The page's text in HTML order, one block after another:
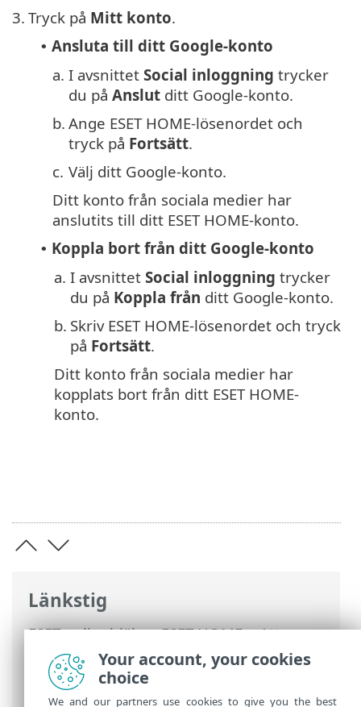
Länkstig
ESET onlinehjälp>ESET HOME>Att
arbeta med ESET HOME>ESET HOME-
kontohantering>
Logga in på ditt konto
för ESET HOME> Social inloggning
3. Tryck på Mitt konto.
• Ansluta till ditt Google-konto
a. I avsnittet Social inloggning trycker
du på Anslut ditt Google-konto.
b. Ange ESET HOME-lösenordet och
tryck på Fortsätt.
c. Välj ditt Google-konto.
Ditt konto från sociala medier har
anslutits till ditt ESET HOME-konto.
• Koppla bort från ditt Google-konto
a. I avsnittet Social inloggning trycker
du på Koppla från ditt Google-konto.
b. Skriv ESET HOME-lösenordet och tryck
på Fortsätt.
Ditt konto från sociala medier har
kopplats bort från ditt ESET HOME-
konto.
Your account, your cookies
choice
We and our partners use cookies to give you the best